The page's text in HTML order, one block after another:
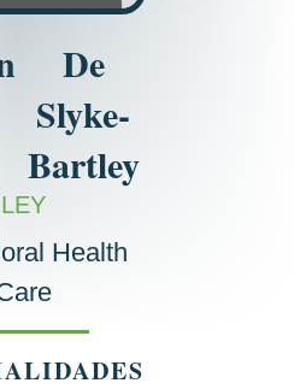
De
Slyke-
Bartley
LEY
Health